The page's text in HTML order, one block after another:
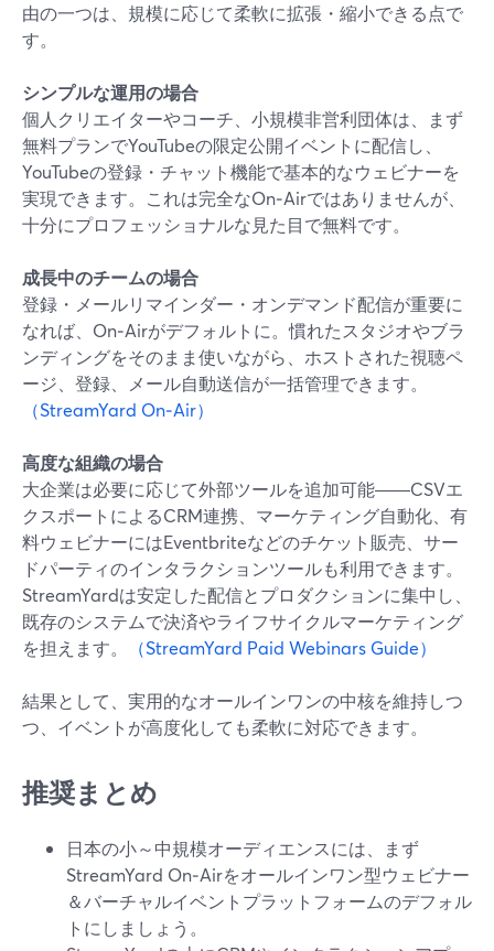
由の一つは、規模に応じて柔軟に拡張・縮小できる点で
す。
シンプルな運用の場合
個人クリエイターやコーチ、小規模非営利団体は、まず
無料プランでYouTubeの限定公開イベントに配信し、
YouTubeの登録・チャット機能で基本的なウェビナーを
実現できます。これは完全なOn‑Airではありませんが、
十分にプロフェッショナルな見た目で無料です。
成長中のチームの場合
登録・メールリマインダー・オンデマンド配信が重要に
なれば、On‑Airがデフォルトに。慣れたスタジオやブラ
ンディングをそのまま使いながら、ホストされた視聴ペ
ージ、登録、メール自動送信が一括管理できます。
（StreamYard On‑Air）
高度な組織の場合
大企業は必要に応じて外部ツールを追加可能――CSVエ
クスポートによるCRM連携、マーケティング自動化、有
料ウェビナーにはEventbriteなどのチケット販売、サー
ドパーティのインタラクションツールも利用できます。
StreamYardは安定した配信とプロダクションに集中し、
既存のシステムで決済やライフサイクルマーケティング
を担えます。
（StreamYard Paid Webinars Guide）
結果として、実用的なオールインワンの中核を維持しつ
つ、イベントが高度化しても柔軟に対応できます。
推奨まとめ
日本の小～中規模オーディエンスには、まず
StreamYard On‑Airをオールインワン型ウェビナー
＆バーチャルイベントプラットフォームのデフォル
トにしましょう。